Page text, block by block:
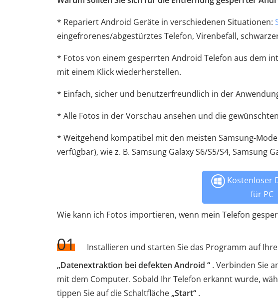
* Repariert Android Geräte in verschiedenen Situationen:
eingefrorenes/abgestürztes Telefon, Virenbefall,
* Fotos von einem gesperrten Android Telefon aus dem
mit einem Klick wiederherstellen.
* Einfach, sicher und benutzerfreundlich in der
* Alle Fotos in der Vorschau ansehen und die
* Weitgehend kompatibel mit den meisten Samsung-
verfügbar), wie z. B. Samsung Galaxy S6/S5/S4, Samsung
Kostenloser
für PC
Wie kann ich Fotos importieren, wenn mein Telefon
01
Installieren und starten Sie das Programm auf
„Datenextraktion bei defekten Android “ . Verbinden Sie
mit dem Computer. Sobald Ihr Telefon erkannt wurde,
tippen Sie auf die Schaltfläche „Start“ .